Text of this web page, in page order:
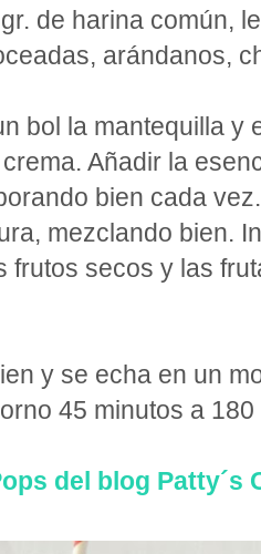
de harina común,
arándanos,
bol la mantequilla y
Añadir la
bien cada
mezclando bien.
frutos secos y las
y se echa en un
45 minutos a
del blog Patty´s